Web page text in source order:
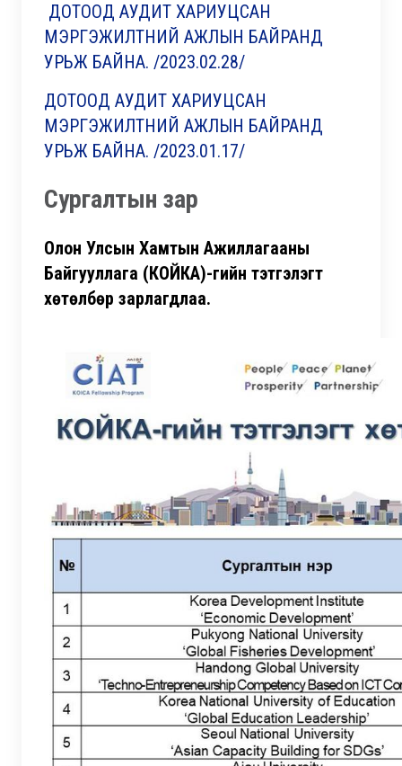
ДОТООД АУДИТ ХАРИУЦСАН
МЭРГЭЖИЛТНИЙ АЖЛЫН БАЙРАНД
УРЬЖ БАЙНА. /2023.02.28/
ДОТООД АУДИТ ХАРИУЦСАН
МЭРГЭЖИЛТНИЙ АЖЛЫН БАЙРАНД
УРЬЖ БАЙНА. /2023.01.17/
Сургалтын зар
Олон Улсын Хамтын Ажиллагааны
Байгууллага (КОЙКА)-гийн тэтгэлэгт
хөтөлбөр зарлагдлаа.